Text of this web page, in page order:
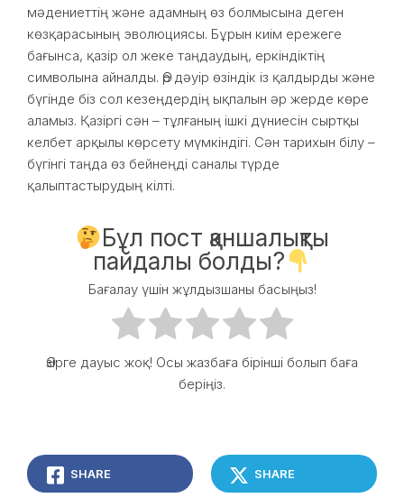
мәдениеттің және адамның өз болмысына деген
көзқарасының эволюциясы. Бұрын киім ережеге
бағынса, қазір ол жеке таңдаудың, еркіндіктің
символына айналды. Әр дәуір өзіндік із қалдырды және
бүгінде біз сол кезеңдердің ықпалын әр жерде көре
аламыз. Қазіргі сән – тұлғаның ішкі дүниесін сыртқы
келбет арқылы көрсету мүмкіндігі. Сән тарихын білу –
бүгінгі таңда өз бейнеңді саналы түрде
қалыптастырудың кілті.
Бұл пост қаншалықты
пайдалы болды?
Бағалау үшін жұлдызшаны басыңыз!
Әзірге дауыс жоқ! Осы жазбаға бірінші болып баға
беріңіз.
SHARE SHARE